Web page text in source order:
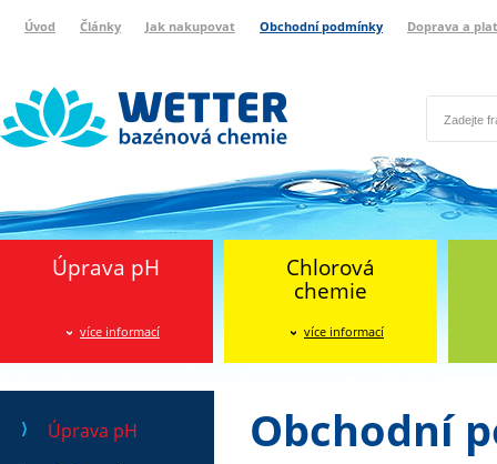
Úvod Články Jak nakupovat Obchodní podmínky Doprava a
Úprava pH
více informací
Chlorová
chemie
více informací
Úprava pH
Obchodní